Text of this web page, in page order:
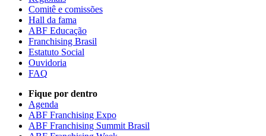
Comitê e comissões
Hall da fama
ABF Educação
Franchising Brasil
Estatuto Social
Ouvidoria
FAQ
Fique por dentro
Agenda
ABF Franchising Expo
ABF Franchising Summit Brasil